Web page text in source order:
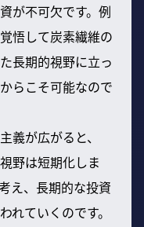
が不可欠です。例
悟して炭素繊維の
長期的視野に立っ
らこそ可能なので
義が広がると、
野は短期化しま
え、長期的な投資
れていくのです。